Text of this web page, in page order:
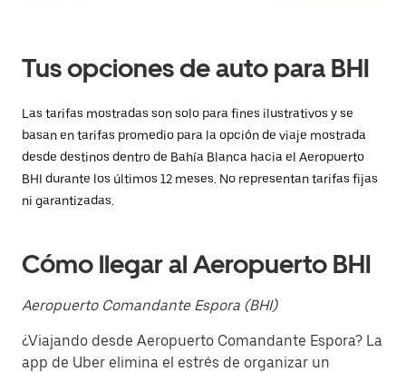
el
calendario.
Tus opciones de auto para BHI
Las tarifas mostradas son solo para fines ilustrativos y se
basan en tarifas promedio para la opción de viaje mostrada
desde destinos dentro de Bahía Blanca hacia el Aeropuerto
BHI durante los últimos 12 meses. No representan tarifas fijas
ni garantizadas.
Cómo llegar al Aeropuerto BHI
Aeropuerto Comandante Espora (BHI)
¿Viajando desde Aeropuerto Comandante Espora? La
app de Uber elimina el estrés de organizar un